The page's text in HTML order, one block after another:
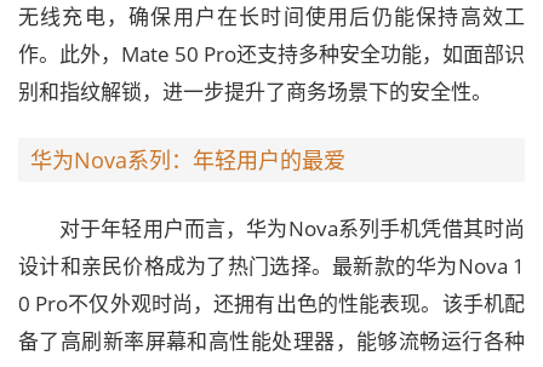
无线充电，确保用户在长时间使用后仍能保持高效工
作。此外，Mate 50 Pro还支持多种安全功能，如面部识
别和指纹解锁，进一步提升了商务场景下的安全性。
华为Nova系列：年轻用户的最爱
对于年轻用户而言，华为Nova系列手机凭借其时尚
设计和亲民价格成为了热门选择。最新款的华为Nova 1
0 Pro不仅外观时尚，还拥有出色的性能表现。该手机配
备了高刷新率屏幕和高性能处理器，能够流畅运行各种